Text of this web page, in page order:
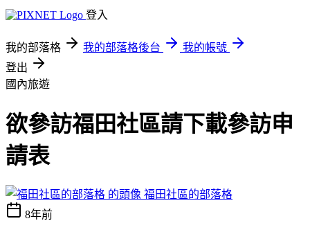
登入
我的部落格 我的部落格後台
我的帳號
登出
國內旅遊
欲參訪福田社區請下載參訪申
請表
福田社區的部落格
8年前